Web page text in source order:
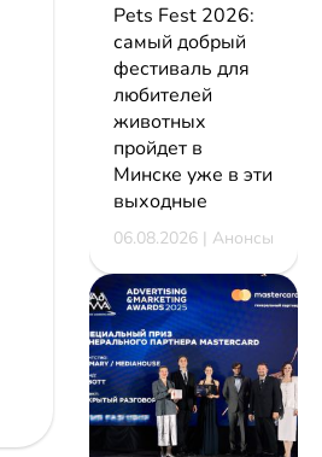
Pets Fest 2026:
самый добрый
фестиваль для
любителей
животных
пройдет в
Минске уже в эти
выходные
06.08.2026 | Анонсы